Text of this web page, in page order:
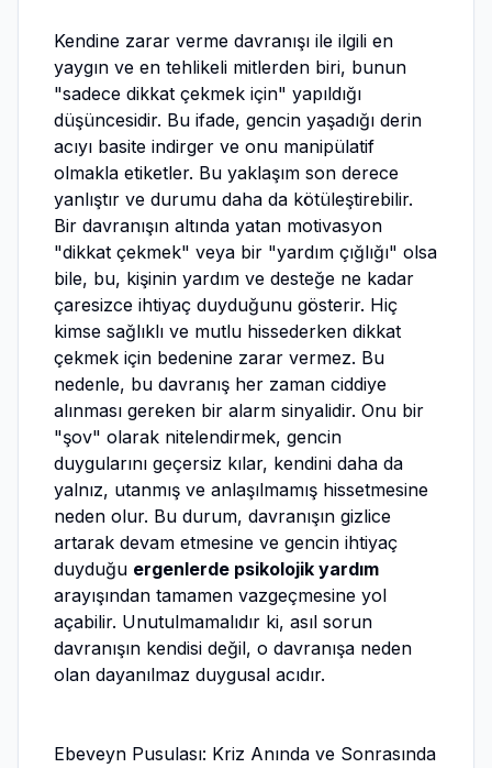
Kendine zarar verme davranışı ile ilgili en
yaygın ve en tehlikeli mitlerden biri, bunun
"sadece dikkat çekmek için" yapıldığı
düşüncesidir. Bu ifade, gencin yaşadığı derin
acıyı basite indirger ve onu manipülatif
olmakla etiketler. Bu yaklaşım son derece
yanlıştır ve durumu daha da kötüleştirebilir.
Bir davranışın altında yatan motivasyon
"dikkat çekmek" veya bir "yardım çığlığı" olsa
bile, bu, kişinin yardım ve desteğe ne kadar
çaresizce ihtiyaç duyduğunu gösterir. Hiç
kimse sağlıklı ve mutlu hissederken dikkat
çekmek için bedenine zarar vermez. Bu
nedenle, bu davranış her zaman ciddiye
alınması gereken bir alarm sinyalidir. Onu bir
"şov" olarak nitelendirmek, gencin
duygularını geçersiz kılar, kendini daha da
yalnız, utanmış ve anlaşılmamış hissetmesine
neden olur. Bu durum, davranışın gizlice
artarak devam etmesine ve gencin ihtiyaç
duyduğu ergenlerde psikolojik yardım
arayışından tamamen vazgeçmesine yol
açabilir. Unutulmamalıdır ki, asıl sorun
davranışın kendisi değil, o davranışa neden
olan dayanılmaz duygusal acıdır.
Ebeveyn Pusulası: Kriz Anında ve Sonrasında